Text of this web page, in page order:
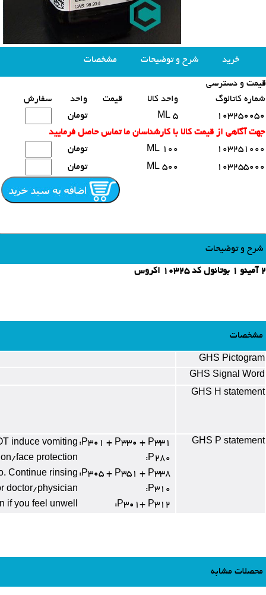
خرید شرح و توضیحات مشخصات
محصولات مشابه
قیمت و دسترسی
شماره کاتالوگ
واحد کالا قیمت واحد
سفارش
103250050
5 ML
تومان
جهت آگاهی از قیمت کالا با کارشناسان ما تماس حاصل فرمایید
103251000
100 ML
تومان
103255000
500 ML تومان
شرح و توضیحات
2 آمینو 1 بوتانول کد 10325 اکروس
مشخصات
GHS Pictogram
GHS Signal Word
GHS H statement
GHS P statement
P301 + P330 + P331:
induce vomiting
P280:
face protection
P305 + P351 + P338:
Continue rinsing
P310:
doctor/physician
P301+ P312:
if you feel unwell
محصلات مشابه